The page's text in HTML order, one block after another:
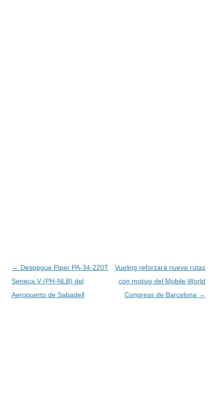
Navegación
de
entradas
← Despegue Piper PA-34-220T
Seneca V (PH-NLB) del
Aeropuerto de Sabadell
Vueling reforzará nueve rutas
con motivo del Mobile World
Congress de Barcelona →